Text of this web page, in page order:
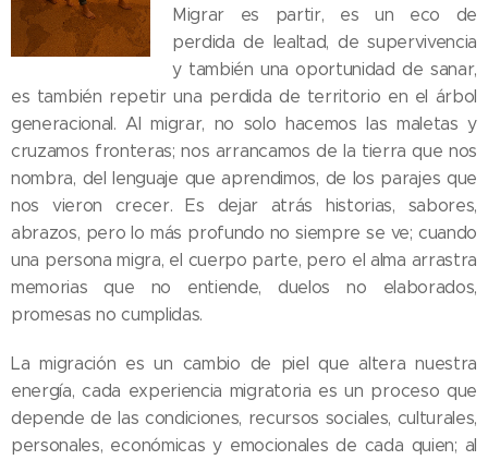
Migrar es partir, es un eco de
perdida de lealtad, de supervivencia
y también una oportunidad de sanar,
es también repetir una perdida de territorio en el árbol
generacional. Al migrar, no solo hacemos las maletas y
cruzamos fronteras; nos arrancamos de la tierra que nos
nombra, del lenguaje que aprendimos, de los parajes que
nos vieron crecer. Es dejar atrás historias, sabores,
abrazos, pero lo más profundo no siempre se ve; cuando
una persona migra, el cuerpo parte, pero el alma arrastra
memorias que no entiende, duelos no elaborados,
promesas no cumplidas.
La migración es un cambio de piel que altera nuestra
energía, cada experiencia migratoria es un proceso que
depende de las condiciones, recursos sociales, culturales,
personales, económicas y emocionales de cada quien; al